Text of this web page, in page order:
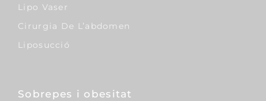
Lipo Vaser
Cirurgia De L’abdomen
Liposucció
Sobrepes i obesitat